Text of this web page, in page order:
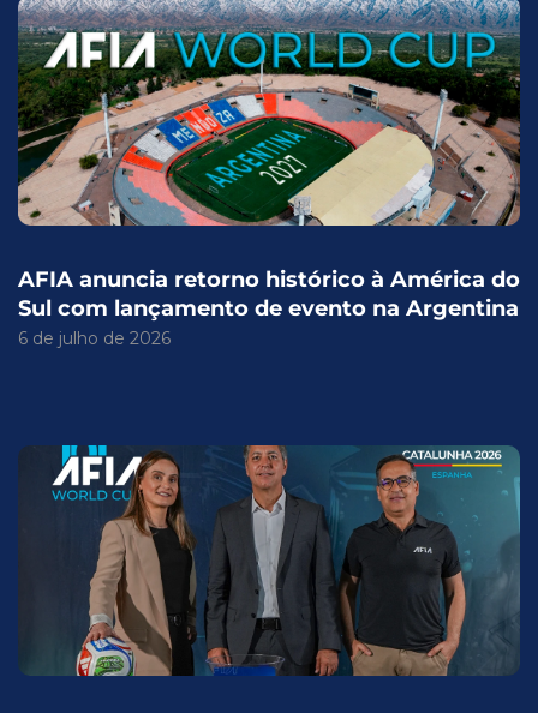
AFIA anuncia retorno histórico à América do
Sul com lançamento de evento na Argentina
6 de julho de 2026